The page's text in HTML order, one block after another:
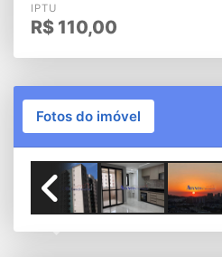
IPTU
R$ 110,00
Fotos do imóvel